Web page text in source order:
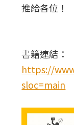
推給各位！
書籍連結：
https://
sloc=main